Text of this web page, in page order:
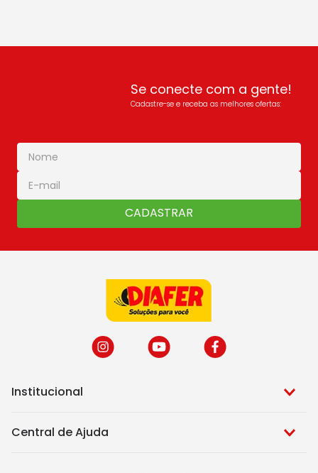
Se conecte com a gente!
Cadastre-se e receba as melhores ofertas:
CADASTRAR
Institucional
Central de Ajuda